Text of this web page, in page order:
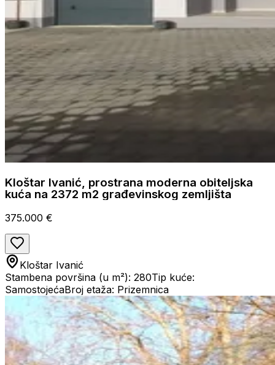
Kloštar Ivanić, prostrana moderna obiteljska
kuća na 2372 m2 građevinskog zemljišta
375.000 €
Kloštar Ivanić
Stambena površina (u m²): 280Tip kuće:
SamostojećaBroj etaža: Prizemnica